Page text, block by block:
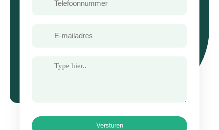
mailadres
Versturen